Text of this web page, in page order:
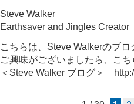
Steve Walker
Earthsaver and Jingles Creator
こちらは、Steve Walkerのブ
ご興味がございましたら、こ
＜Steve Walker ブログ＞